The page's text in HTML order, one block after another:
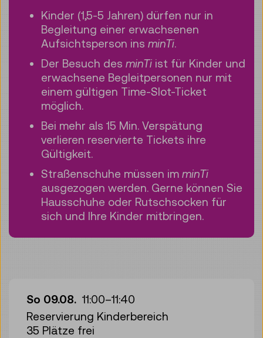
Kinder (1,5-5 Jahren) dürfen nur in
Begleitung einer erwachsenen
Aufsichtsperson ins minTi.
Der Besuch des minTi ist für Kinder und
erwachsene Begleitpersonen nur mit
einem gültigen Time-Slot-Ticket
möglich.
Bei mehr als 15 Min. Verspätung
verlieren reservierte Tickets ihre
Gültigkeit.
Straßenschuhe müssen im minTi
ausgezogen werden. Gerne können Sie
Hausschuhe oder Rutschsocken für
sich und Ihre Kinder mitbringen.
So 09.08. 11:00–11:40
Reservierung Kinderbereich
35 Plätze frei